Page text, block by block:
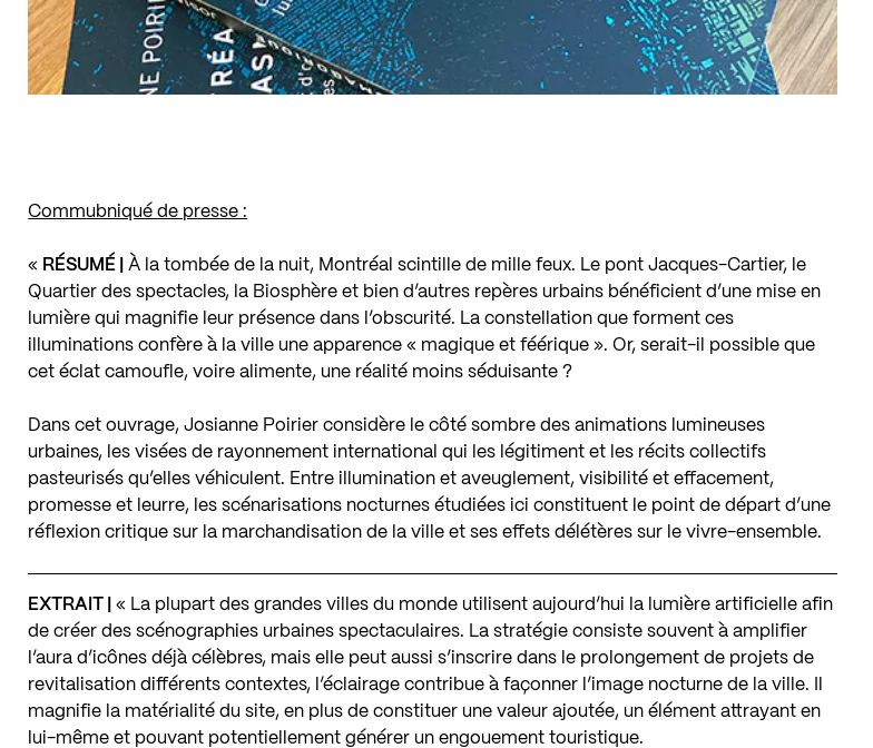
Commubniqué de presse :
« RÉSUMÉ |
À la tombée de la nuit, Montréal scintille de mille feux. Le pont Jacques-Cartier, le
Quartier des spectacles, la Biosphère et bien d’autres repères urbains bénéficient d’une mise en
lumière qui magnifie leur présence dans l’obscurité. La constellation que forment ces
illuminations confère à la ville une apparence « magique et féérique ». Or, serait-il possible que
cet éclat camoufle, voire alimente, une réalité moins séduisante ?
Dans cet ouvrage, Josianne Poirier considère le côté sombre des animations lumineuses
urbaines, les visées de rayonnement international qui les légitiment et les récits collectifs
pasteurisés qu’elles véhiculent. Entre illumination et aveuglement, visibilité et effacement,
promesse et leurre, les scénarisations nocturnes étudiées ici constituent le point de départ d’une
réflexion critique sur la marchandisation de la ville et ses effets délétères sur le vivre-ensemble.
EXTRAIT |
« La plupart des grandes villes du monde utilisent aujourd’hui la lumière artificielle afin
de créer des scénographies urbaines spectaculaires. La stratégie consiste souvent à amplifier
l’aura d’icônes déjà célèbres, mais elle peut aussi s’inscrire dans le prolongement de projets de
revitalisation différents contextes, l’éclairage contribue à façonner l’image nocturne de la ville. Il
magnifie la matérialité du site, en plus de constituer une valeur ajoutée, un élément attrayant en
lui-même et pouvant potentiellement générer un engouement touristique.